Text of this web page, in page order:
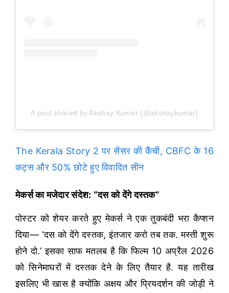
A post shared by Akshay Kumar (@akshaykumar)
The Kerala Story 2 पर सेंसर की कैंची, CBFC के 16
कट्स और 50% छोटे हुए विवादित सीन
मेकर्स का मजेदार संदेश: “दस को देंगे दस्तक”
पोस्टर को शेयर करते हुए मेकर्स ने एक तुकबंदी भरा कैप्शन
दिया— ‘दस को देंगे दस्तक, इंतजार करो तब तक. मस्ती शुरू
होने दो.’ इसका साफ मतलब है कि फिल्म 10 अप्रैल 2026
को सिनेमाघरों में दस्तक देने के लिए तैयार है. यह तारीख
इसलिए भी खास है क्योंकि अक्षय और प्रियदर्शन की जोड़ी ने